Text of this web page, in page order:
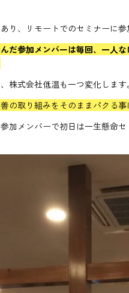
り、リモートでのセミナーに参
だ参加メンバーは毎回、一人
株式会社低温も一つ変化します。
の取り組みをそのままパクる事
加メンバーで初日は一生懸命